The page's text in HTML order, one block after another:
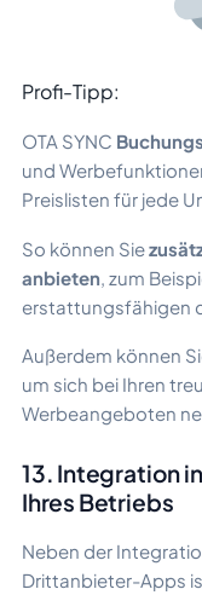
Profi-Tipp:
OTA SYNC
und
Preislisten für jede
So können Sie
anbieten , zum
erstattungsfähigen
Außerdem können
um sich bei Ihren
Werbeangeboten
13. Integration
Ihres Betriebs
Neben der
Drittanbieter-Apps